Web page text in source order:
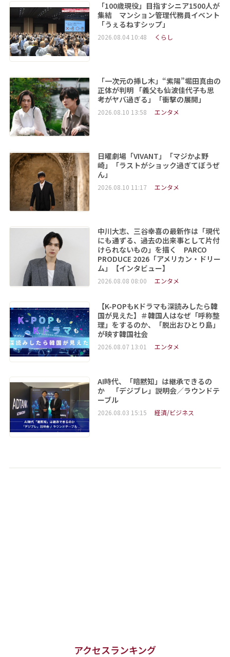
「100歳現役」目指すシニア1500人が
集結 マンション管理代務員イベント
「うぇるねすシップ」
2026.08.04 10:48 くらし
「一次元の挿し木」“紫陽”堀田真由の
正体が判明 「義父も仙波佳代子も思
考がヤバ過ぎる」「衝撃の展開」
2026.08.10 13:58 エンタメ
日曜劇場「VIVANT」「マジかよ野
崎」「ラストがショック過ぎてぼうぜ
ん」
2026.08.10 11:17 エンタメ
中川大志、三谷幸喜の最新作は「現代
にも通ずる、過去の出来事として片付
けられないもの」を描く PARCO
PRODUCE 2026「アメリカン・ドリー
ム」【インタビュー】
2026.08.08 08:00 エンタメ
【K-POPもKドラマも深読みしたら韓
国が見えた】＃韓国人はなぜ「呼称整
理」をするのか、「脱出おひとり島」
が映す韓国社会
2026.08.07 13:01 エンタメ
AI時代、「暗黙知」は継承できるの
か 「デジブレ」説明会／ラウンドテ
ーブル
2026.08.03 15:15 経済/ビジネス
アクセスランキング